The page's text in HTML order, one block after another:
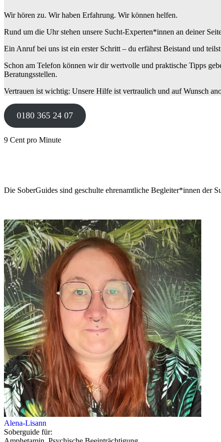
Wir hören zu. Wir haben Erfahrung. Wir können helfen.
Rund um die Uhr stehen unsere Sucht-Experten*innen an deiner
Ein Anruf bei uns ist ein erster Schritt – du erfährst Beistand und
Schon am Telefon können wir dir wertvolle und praktische Tipps
Beratungsstellen.
Vertrauen ist wichtig: Unsere Hilfe ist vertraulich und auf Wunsch
0180 365 24 07
9 Cent pro Minute
Die SoberGuides sind geschulte ehrenamtliche Begleiter*innen der
Alena-Lisann
Soberguide für: